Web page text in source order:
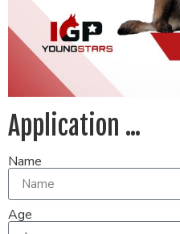
Application ...
Name
Age